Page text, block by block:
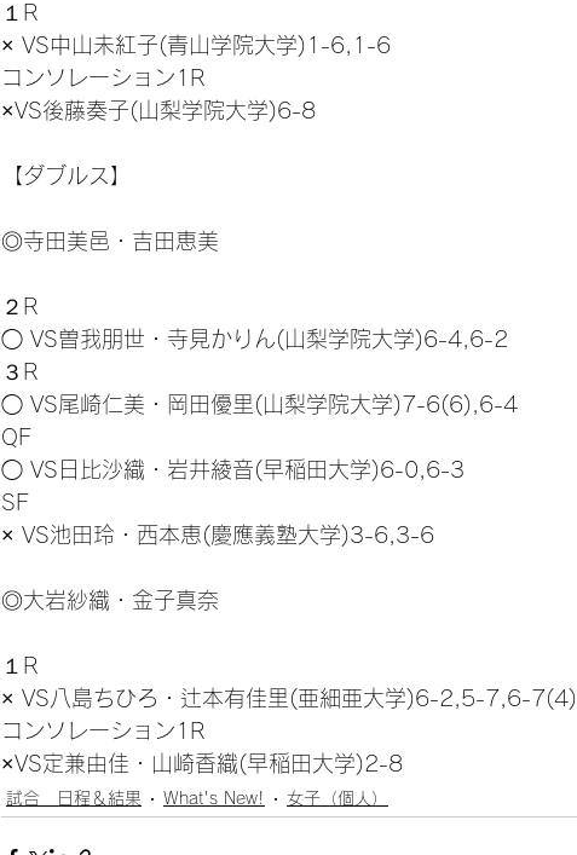
１R
× VS中山未紅子(青山学院大学)1-6,1-6
コンソレーション1R
×VS後藤奏子(山梨学院大学)6-8
【ダブルス】
◎寺田美邑・吉田恵美
２R
◯ VS曽我朋世・寺見かりん(山梨学院大学)6-4,6-2
３R
◯ VS尾崎仁美・岡田優里(山梨学院大学)7-6(6),6-4
QF
◯ VS日比沙織・岩井綾音(早稲田大学)6-0,6-3
SF
× VS池田玲・西本恵(慶應義塾大学)3-6,3-6
◎大岩紗織・金子真奈
１R
× VS八島ちひろ・辻本有佳里(亜細亜大学)6-2,5-7,6-7(4)
コンソレーション1R
×VS定兼由佳・山崎香織(早稲田大学)2-8
試合 日程＆結果 What's New! 女子（個人）